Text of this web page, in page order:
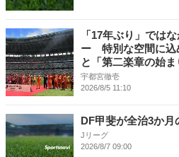
「17年ぶり」では
ー 特別な空間に込
と「第二楽章の始ま
宇都宮徹壱
2026/8/5 11:10
DF甲斐が全治3か月
Jリーグ
2026/8/7 09:00